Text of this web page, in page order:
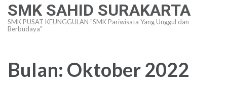
SMK SAHID SURAKARTA
SMK PUSAT KEUNGGULAN "SMK Pariwisata Yang Unggul dan
Berbudaya"
Bulan: Oktober 2022